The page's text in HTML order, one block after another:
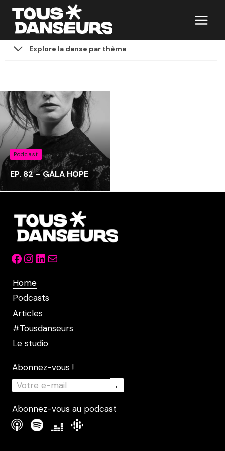
Aller
contenu
Explore la danse par thème
Podcast
EP. 82 – GALA HOPE
Facebook
Instagram
LinkedIn
Mail
Home
Podcasts
Articles
#Tousdanseurs
Le studio
Abonnez-vous !
Abonnez-vous au podcast